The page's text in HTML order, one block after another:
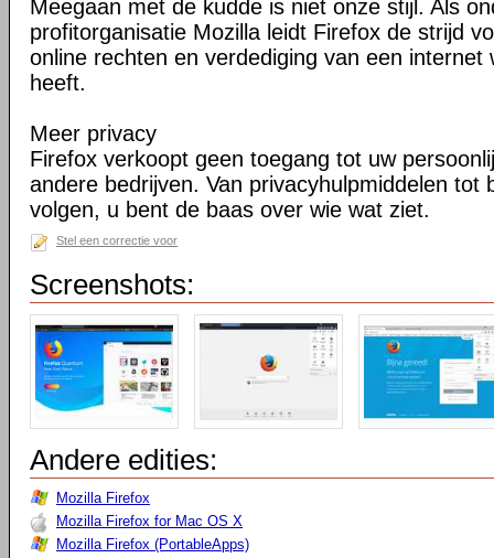
Meegaan met de kudde is niet onze stijl. Als
profitorganisatie Mozilla leidt Firefox de strijd
online rechten en verdediging van een internet
heeft.
Meer privacy
Firefox verkoopt geen toegang tot uw
andere bedrijven. Van privacyhulpmiddelen tot
volgen, u bent de baas over wie wat ziet.
Stel een correctie voor
Screenshots:
Andere edities:
Mozilla Firefox
Mozilla Firefox for Mac OS X
Mozilla Firefox (PortableApps)